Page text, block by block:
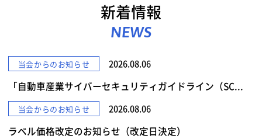
新着情報
NEWS
当会からのお知らせ 2026.08.06
「自動車産業サイバーセキュリティガイドライン（SC...
当会からのお知らせ 2026.08.06
ラベル価格改定のお知らせ（改定日決定）